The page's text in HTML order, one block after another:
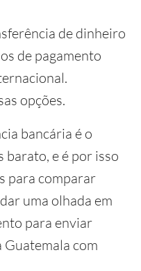
de dinheiro
de pagamento
opções.
bancária é o
barato, e é por isso
para comparar
uma olhada em
para enviar
com